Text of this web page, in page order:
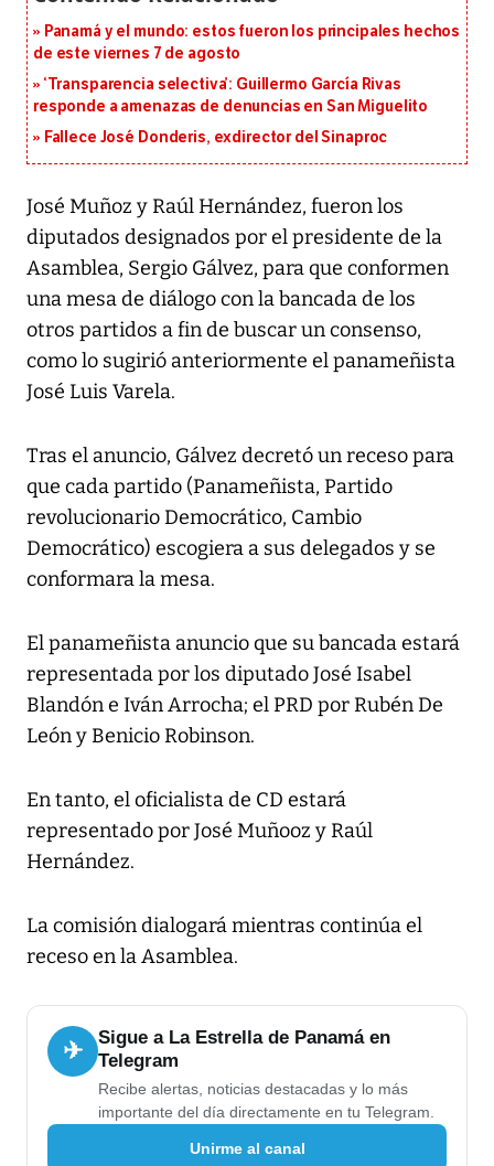
Panamá y el mundo: estos fueron los principales hechos
de este viernes 7 de agosto
‘Transparencia selectiva’: Guillermo García Rivas
responde a amenazas de denuncias en San Miguelito
Fallece José Donderis, exdirector del Sinaproc
José Muñoz y Raúl Hernández, fueron los
diputados designados por el presidente de la
Asamblea, Sergio Gálvez, para que conformen
una mesa de diálogo con la bancada de los
otros partidos a fin de buscar un consenso,
como lo sugirió anteriormente el panameñista
José Luis Varela.
Tras el anuncio, Gálvez decretó un receso para
que cada partido (Panameñista, Partido
revolucionario Democrático, Cambio
Democrático) escogiera a sus delegados y se
conformara la mesa.
El panameñista anuncio que su bancada estará
representada por los diputado José Isabel
Blandón e Iván Arrocha; el PRD por Rubén De
León y Benicio Robinson.
En tanto, el oficialista de CD estará
representado por José Muñooz y Raúl
Hernández.
La comisión dialogará mientras continúa el
receso en la Asamblea.
✈
Sigue a La Estrella de Panamá en
Telegram
Recibe alertas, noticias destacadas y lo más
importante del día directamente en tu Telegram.
Unirme al canal